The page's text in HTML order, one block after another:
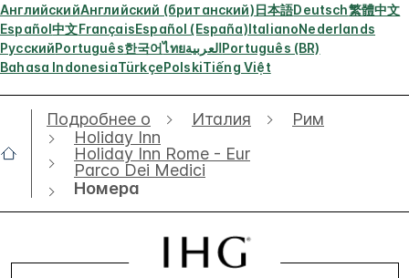
АнглийскийАнглийский (британский)日本語Deutsch繁體中文
Español中文FrançaisEspañol (España)ItalianoNederlands
РусскийPortuguês한국어ไทยالعربيةPortuguês (BR)
Bahasa IndonesiaTürkçePolskiTiếng Việt
Подробнее о Италия
Рим
Holiday Inn
Holiday Inn Rome - Eur
Parco Dei Medici
Номера